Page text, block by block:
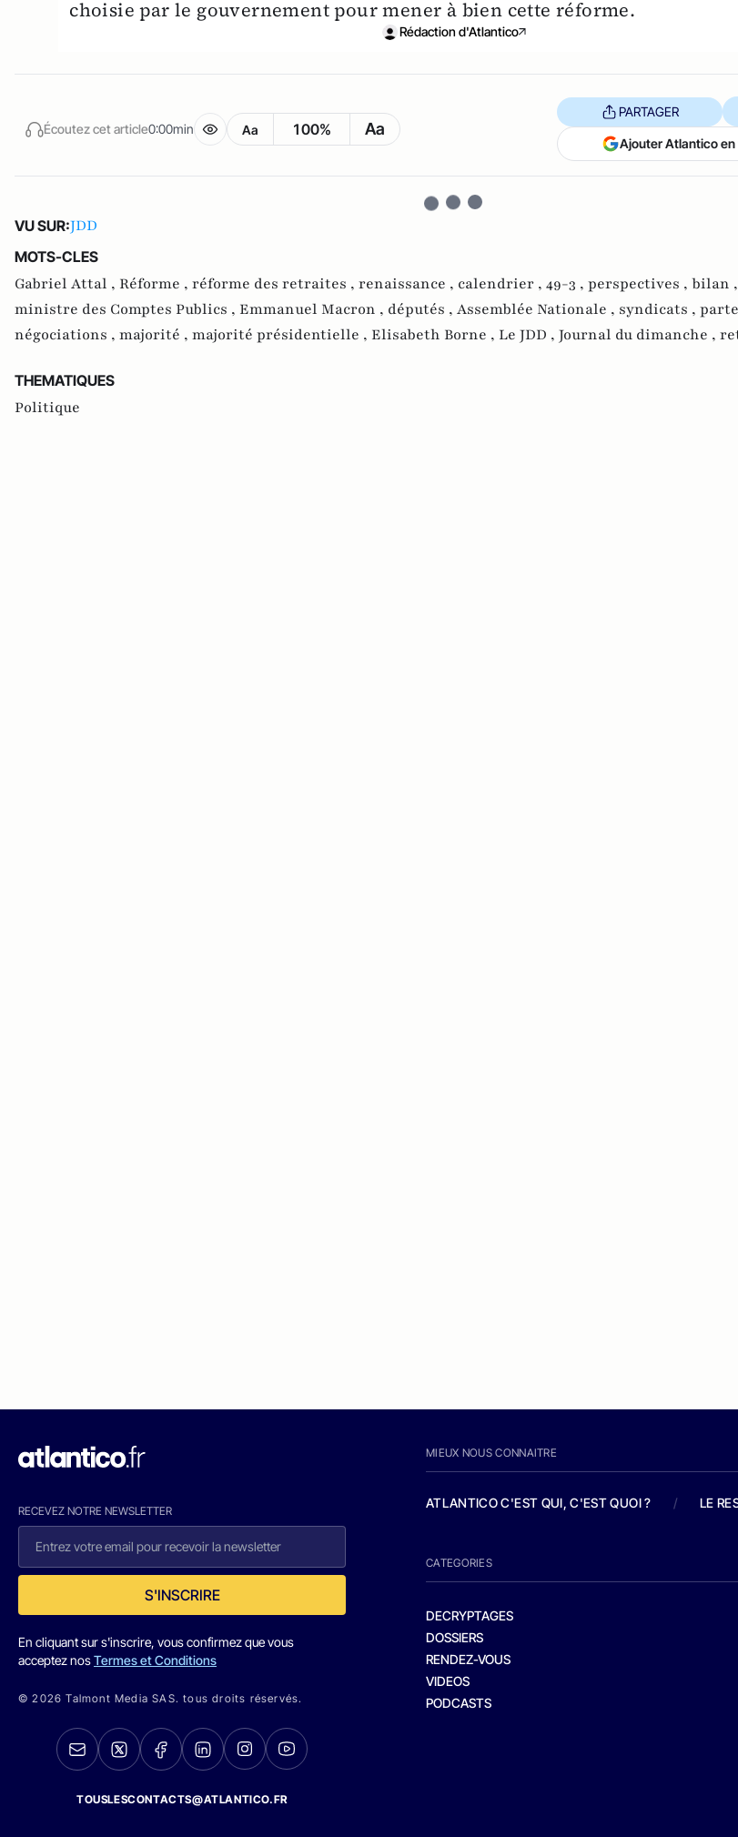
choisie par le gouvernement pour mener à bien cette réforme.
Rédaction d'Atlantico
Écoutez cet article0:00min Aa 100% Aa
PARTAGER
Ajouter Atlantico en
VU SUR:JDD
MOTS-CLES
Gabriel Attal , Réforme , réforme des retraites , renaissance , calendrier , 49-3 , perspectives , bilan ,
ministre des Comptes Publics , Emmanuel Macron , députés , Assemblée Nationale , syndicats ,
négociations , majorité , majorité présidentielle , Elisabeth Borne , Le JDD , Journal du dimanche ,
THEMATIQUES
Politique
RECEVEZ NOTRE NEWSLETTER
S'INSCRIRE
En cliquant sur s'inscrire, vous confirmez que vous
acceptez nosTermes et Conditions
© 2026 Talmont Media SAS. tous droits réservés.
TOUSLESCONTACTS@ATLANTICO.FR
MIEUX NOUS CONNAITRE
ATLANTICO C'EST QUI, C'EST QUOI ? / LE
CATEGORIES
DECRYPTAGES
DOSSIERS
RENDEZ-VOUS
VIDEOS
PODCASTS